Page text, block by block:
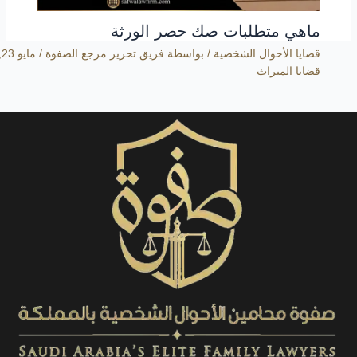
ماهي متطلبات صك حصر الورثة
قضايا الأحوال الشخصية / بواسطة فريق تحرير مرجع الصفوة / مايو 23, 2021
قضايا الميراث